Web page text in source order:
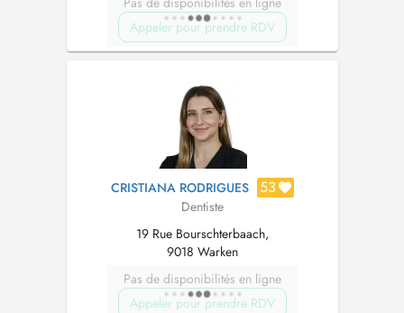
Appeler pour prendre RDV
CRISTIANA RODRIGUES 53
Dentiste
19 Rue Bourschterbaach,
9018 Warken
Pas de disponibilités en ligne
Appeler pour prendre RDV